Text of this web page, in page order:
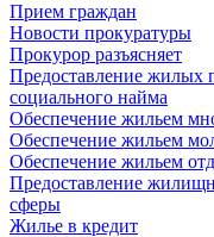
Прием граждан
Новости прокуратуры
Прокурор разъясняет
Предоставление жилых
социального найма
Обеспечение жильем
Обеспечение жильем
Обеспечение жильем
Предоставление
сферы
Жилье в кредит